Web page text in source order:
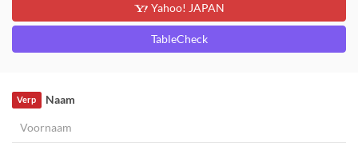
Yahoo! JAPAN
TableCheck
Naam
Verp